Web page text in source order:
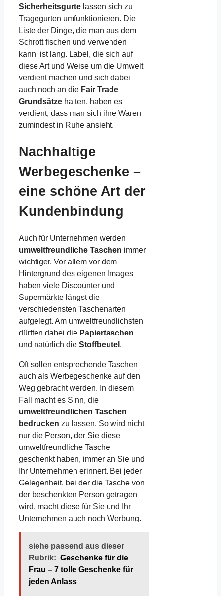
Sicherheitsgurte lassen sich zu
Tragegurten umfunktionieren. Die
Liste der Dinge, die man aus dem
Schrott fischen und verwenden
kann, ist lang. Label, die sich auf
diese Art und Weise um die Umwelt
verdient machen und sich dabei
auch noch an die Fair Trade
Grundsätze halten, haben es
verdient, dass man sich ihre Waren
zumindest in Ruhe ansieht.
Nachhaltige
Werbegeschenke –
eine schöne Art der
Kundenbindung
Auch für Unternehmen werden
umweltfreundliche Taschen immer
wichtiger. Vor allem vor dem
Hintergrund des eigenen Images
haben viele Discounter und
Supermärkte längst die
verschiedensten Taschenarten
aufgelegt. Am umweltfreundlichsten
dürften dabei die Papiertaschen
und natürlich die Stoffbeutel .
Oft sollen entsprechende Taschen
auch als Werbegeschenke auf den
Weg gebracht werden. In diesem
Fall macht es Sinn, die
umweltfreundlichen Taschen
bedrucken zu lassen. So wird nicht
nur die Person, der Sie diese
umweltfreundliche Tasche
geschenkt haben, immer an Sie und
Ihr Unternehmen erinnert. Bei jeder
Gelegenheit, bei der die Tasche von
der beschenkten Person getragen
wird, macht diese für Sie und Ihr
Unternehmen auch noch Werbung.
siehe passend aus dieser
Rubrik: Geschenke für die
Frau – 7 tolle Geschenke für
jeden Anlass